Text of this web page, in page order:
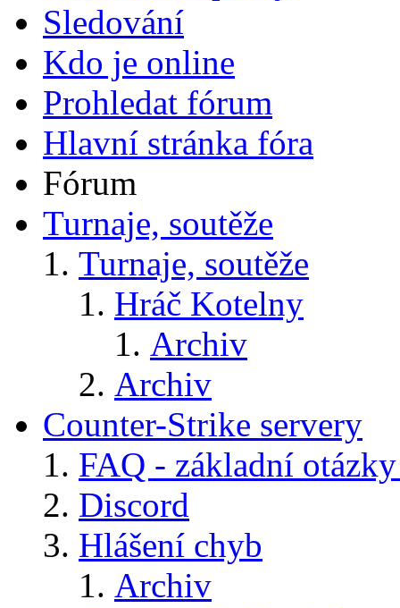
Sledování
Kdo je online
Prohledat fórum
Hlavní stránka fóra
Fórum
Turnaje, soutěže
Turnaje, soutěže
Hráč Kotelny
Archiv
Archiv
Counter-Strike servery
FAQ - základní
Discord
Hlášení chyb
Archiv